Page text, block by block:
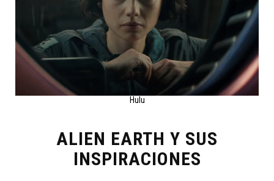
Hulu
ALIEN EARTH Y SUS
INSPIRACIONES